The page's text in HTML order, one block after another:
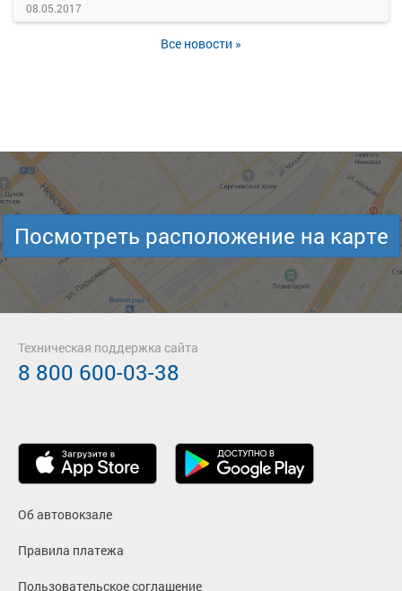
08.05.2017
Все новости »
Посмотреть расположение на карте
Об автовокзале
Правила платежа
Пользовательское соглашение
Техническая поддержка сайта
8 800 600-03-38